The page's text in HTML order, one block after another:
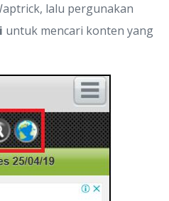
lalu pergunakan
untuk mencari konten yang